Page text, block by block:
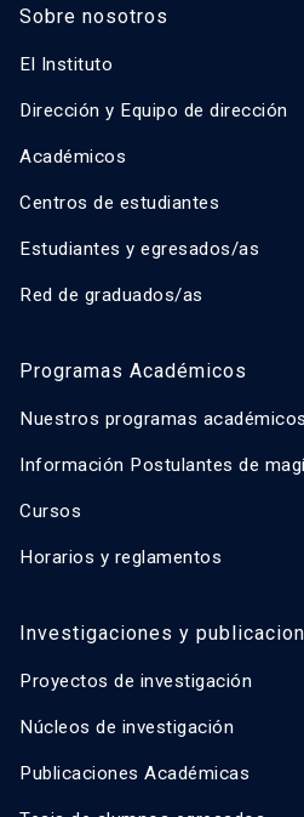
Sobre nosotros
El Instituto
Dirección y Equipo de dirección
Académicos
Centros de estudiantes
Estudiantes y egresados/as
Red de graduados/as
Programas Académicos
Nuestros programas académicos
Información Postulantes de
Cursos
Horarios y reglamentos
Investigaciones y
Proyectos de investigación
Núcleos de investigación
Publicaciones Académicas